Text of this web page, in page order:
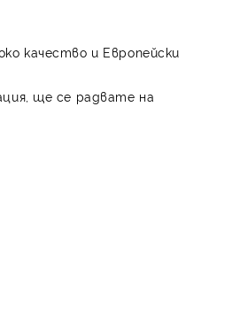
качество и Европейски
ще се радвате на